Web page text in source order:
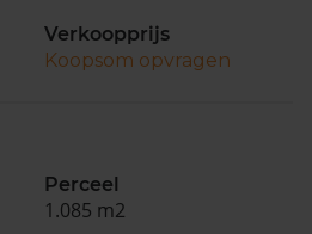
Verkoopprijs
Koopsom opvragen
Perceel
1.085 m2